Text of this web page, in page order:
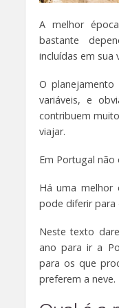
A melhor
bastante
incluídas em sua
O
variáveis, e
contribuem
viajar.
Em Portugal não
Há uma melhor
pode diferir para
Neste texto
ano para ir a
para os que
preferem a neve.